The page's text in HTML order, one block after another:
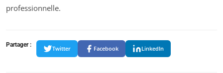
professionnelle.
Partager :
Twitter Facebook LinkedIn